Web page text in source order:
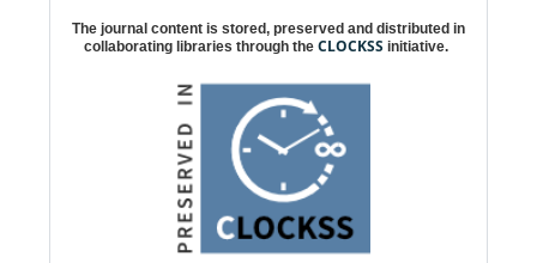
The journal content is stored, preserved and distributed in
collaborating libraries through the CLOCKSS initiative.